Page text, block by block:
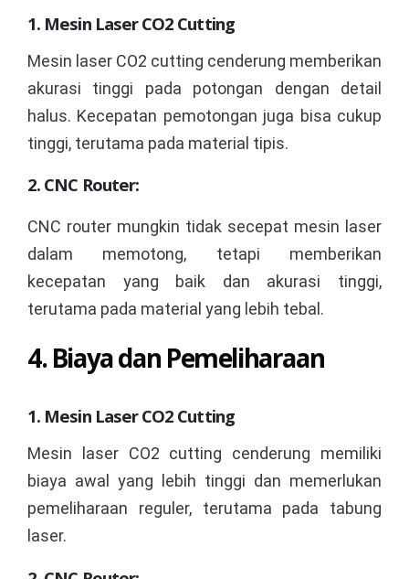
1. Mesin Laser CO2 Cutting
Mesin laser CO2 cutting cenderung memberikan
akurasi tinggi pada potongan dengan detail
halus. Kecepatan pemotongan juga bisa cukup
tinggi, terutama pada material tipis.
2. CNC Router:
CNC router mungkin tidak secepat mesin laser
dalam memotong, tetapi memberikan
kecepatan yang baik dan akurasi tinggi,
terutama pada material yang lebih tebal.
4. Biaya dan Pemeliharaan
1. Mesin Laser CO2 Cutting
Mesin laser CO2 cutting cenderung memiliki
biaya awal yang lebih tinggi dan memerlukan
pemeliharaan reguler, terutama pada tabung
laser.